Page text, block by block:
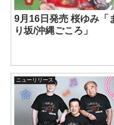
9月16日発売 桜ゆみ「
り坂/沖縄ごころ」
ニューリリース